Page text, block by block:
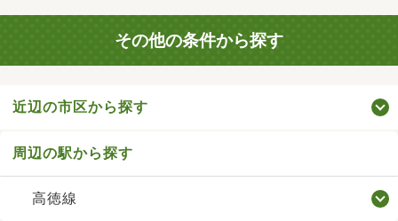
その他の条件から探す
近辺の市区から探す
周辺の駅から探す
高徳線